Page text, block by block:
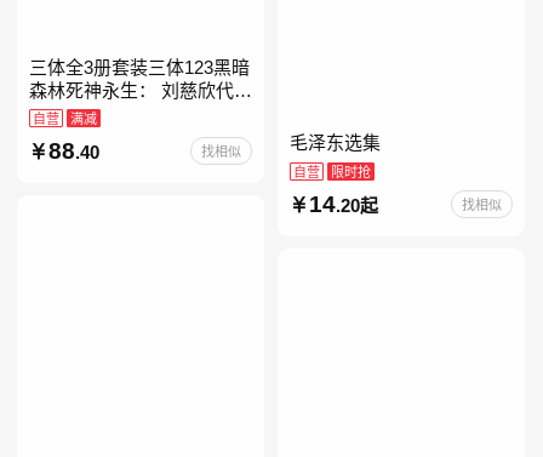
三体全3册套装三体123黑暗
森林死神永生： 刘慈欣代表
作，亚洲“雨果奖”获奖作
品！中国科幻基石丛书 科幻
小说代表作
自营 满减
88.40 找相似 毛泽东选集
自营 限时抢
14.20起 找相似